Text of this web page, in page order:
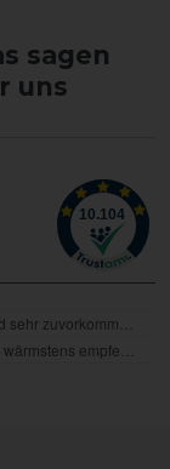
sagen
uns